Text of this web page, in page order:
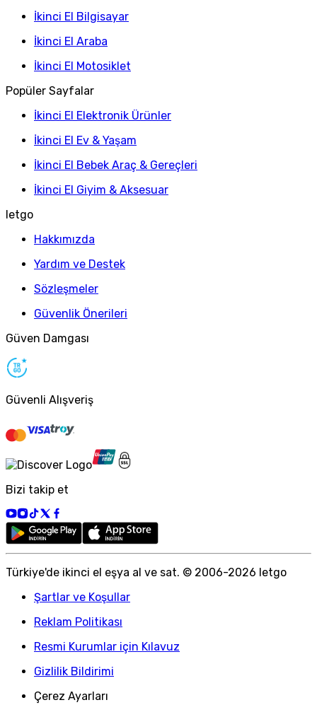
İkinci El Bilgisayar
İkinci El Araba
İkinci El Motosiklet
Popüler Sayfalar
İkinci El Elektronik Ürünler
İkinci El Ev & Yaşam
İkinci El Bebek Araç & Gereçleri
İkinci El Giyim & Aksesuar
letgo
Hakkımızda
Yardım ve Destek
Sözleşmeler
Güvenlik Önerileri
Güven Damgası
Güvenli Alışveriş
Bizi takip et
Türkiye'de ikinci el eşya al ve sat. © 2006-2026 letgo
Şartlar ve Koşullar
Reklam Politikası
Resmi Kurumlar için Kılavuz
Gizlilik Bildirimi
Çerez Ayarları